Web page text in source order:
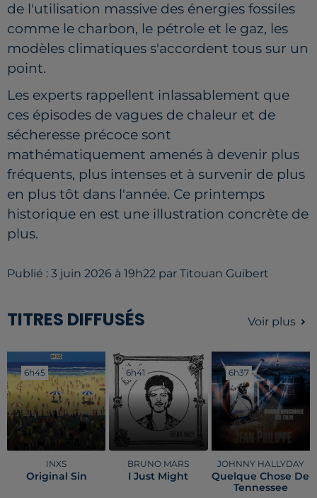
de l'utilisation massive des énergies fossiles
comme le charbon, le pétrole et le gaz, les
modèles climatiques s'accordent tous sur un
point.
Les experts rappellent inlassablement que
ces épisodes de vagues de chaleur et de
sécheresse précoce sont
mathématiquement amenés à devenir plus
fréquents, plus intenses et à survenir de plus
en plus tôt dans l'année. Ce printemps
historique en est une illustration concrète de
plus.
Publié : 3 juin 2026 à 19h22 par Titouan Guibert
TITRES DIFFUSÉS Voir plus
6h45
6h45
INXS
Original Sin
6h41
6h41
BRUNO MARS
I Just Might
6h37
6h37
JOHNNY HALLYDAY
Quelque Chose De
Tennessee